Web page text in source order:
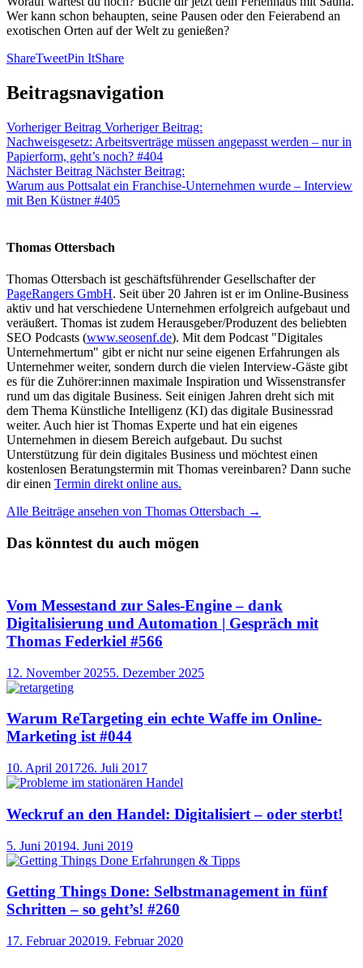
Wer kann schon behaupten, seine Pausen oder den Feierabend an
exotischen Orten auf der Welt zu genießen?
ShareTweetPin ItShare
Beitragsnavigation
Vorheriger Beitrag Vorheriger Beitrag:
Nachweisgesetz: Arbeitsverträge müssen angepasst werden – nur in
Papierform, geht’s noch? #404
Nächster Beitrag Nächster Beitrag:
Warum aus Pottsalat ein Franchise-Unternehmen wurde – Interview
mit Ben Küstner #405
Thomas Ottersbach
Thomas Ottersbach ist geschäftsführender Gesellschafter der
PageRangers GmbH. Seit über 20 Jahren ist er im Online-Business
aktiv und hat verschiedene Unternehmen erfolgreich aufgebaut und
veräußert. Thomas ist zudem Herausgeber/Produzent des beliebten
SEO Podcasts (www.seosenf.de). Mit dem Podcast "Digitales
Unternehmertum" gibt er nicht nur seine eigenen Erfahrungen als
Unternehmer weiter, sondern durch die vielen Interview-Gäste gibt
es für die Zuhörer:innen maximale Inspiration und Wissenstransfer
rund um das digitale Business. Seit einigen Jahren dreht sich mit
dem Thema Künstliche Intelligenz (KI) das digitale Businessrad
weiter. Auch hier ist Thomas Experte und hat ein eigenes
Unternehmen in diesem Bereich aufgebaut. Du suchst
Unterstützung für dein digitales Business und möchtest einen
kostenlosen Beratungstermin mit Thomas vereinbaren? Dann suche
dir einen Termin direkt online aus.
Alle Beiträge ansehen von Thomas Ottersbach →
Das könntest du auch mögen
Vom Messestand zur Sales-Engine – dank
Digitalisierung und Automation | Gespräch mit
Thomas Federkiel #566
12. November 20255. Dezember 2025
Warum ReTargeting ein echte Waffe im Online-
Marketing ist #044
10. April 201726. Juli 2017
Weckruf an den Handel: Digitalisiert – oder sterbt!
5. Juni 20194. Juni 2019
Getting Things Done: Selbstmanagement in fünf
Schritten – so geht’s! #260
17. Februar 202019. Februar 2020